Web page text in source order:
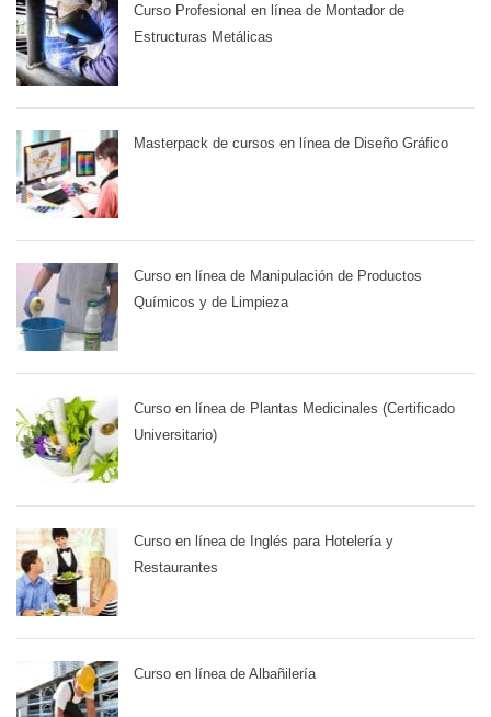
Curso Profesional en línea de Montador de
Estructuras Metálicas
Masterpack de cursos en línea de Diseño Gráfico
Curso en línea de Manipulación de Productos
Químicos y de Limpieza
Curso en línea de Plantas Medicinales (Certificado
Universitario)
Curso en línea de Inglés para Hotelería y
Restaurantes
Curso en línea de Albañilería